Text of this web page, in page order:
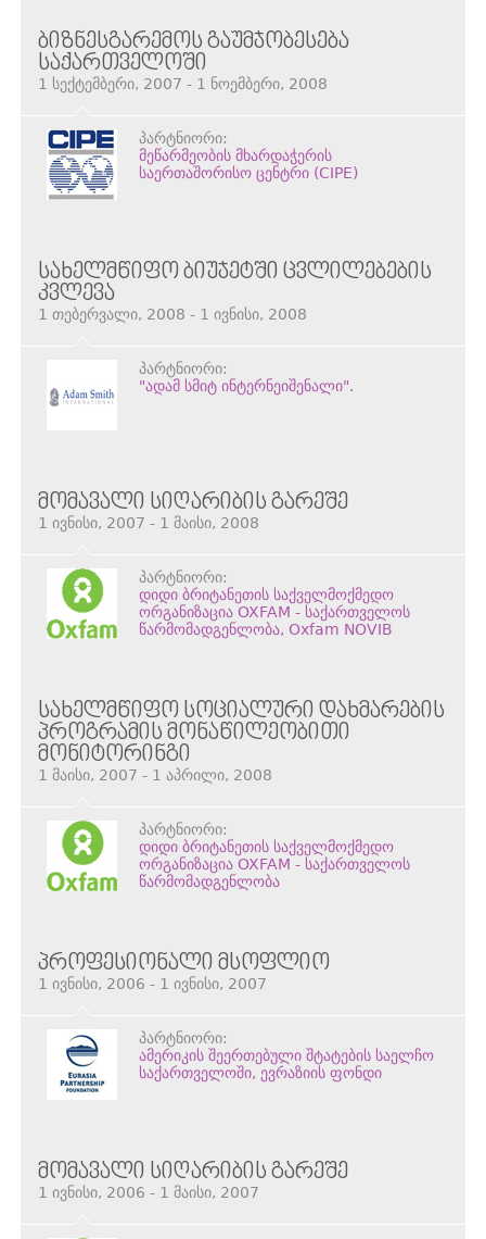
ᲑᲘᲖᲜᲔᲡᲒᲐᲠᲔᲛᲝᲡ ᲒᲐᲣᲛᲯᲝᲑᲔᲡᲔᲑᲐ
ᲡᲐᲥᲐᲠᲗᲕᲔᲚᲝᲨᲘ
1 სექტემბერი, 2007 - 1 ნოემბერი, 2008
პარტნიორი:
მეწარმეობის მხარდაჭერის
საერთაშორისო ცენტრი (CIPE)
ᲡᲐᲮᲔᲚᲛᲬᲘᲤᲝ ᲑᲘᲣᲯᲔᲢᲨᲘ ᲪᲕᲚᲘᲚᲔᲑᲔᲑᲘᲡ
ᲙᲕᲚᲔᲕᲐ
1 თებერვალი, 2008 - 1 ივნისი, 2008
პარტნიორი:
"ადამ სმიტ ინტერნეიშენალი".
ᲛᲝᲛᲐᲕᲐᲚᲘ ᲡᲘᲦᲐᲠᲘᲑᲘᲡ ᲒᲐᲠᲔᲨᲔ
1 ივნისი, 2007 - 1 მაისი, 2008
პარტნიორი:
დიდი ბრიტანეთის საქველმოქმედო
ორგანიზაცია OXFAM - საქართველოს
წარმომადგენლობა, Oxfam NOVIB
ᲡᲐᲮᲔᲚᲛᲬᲘᲤᲝ ᲡᲝᲪᲘᲐᲚᲣᲠᲘ ᲓᲐᲮᲛᲐᲠᲔᲑᲘᲡ
ᲞᲠᲝᲒᲠᲐᲛᲘᲡ ᲛᲝᲜᲐᲬᲘᲚᲔᲝᲑᲘᲗᲘ
ᲛᲝᲜᲘᲢᲝᲠᲘᲜᲒᲘ
1 მაისი, 2007 - 1 აპრილი, 2008
პარტნიორი:
დიდი ბრიტანეთის საქველმოქმედო
ორგანიზაცია OXFAM - საქართველოს
წარმომადგენლობა
ᲞᲠᲝᲤᲔᲡᲘᲝᲜᲐᲚᲘ ᲛᲡᲝᲤᲚᲘᲝ
1 ივნისი, 2006 - 1 ივნისი, 2007
პარტნიორი:
ამერიკის შეერთებული შტატების საელჩო
საქართველოში, ევრაზიის ფონდი
ᲛᲝᲛᲐᲕᲐᲚᲘ ᲡᲘᲦᲐᲠᲘᲑᲘᲡ ᲒᲐᲠᲔᲨᲔ
1 ივნისი, 2006 - 1 მაისი, 2007